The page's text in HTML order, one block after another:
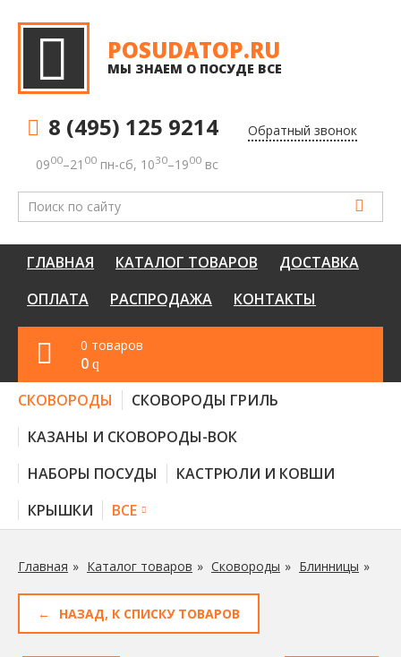
POSUDATOP.RU
МЫ ЗНАЕМ О ПОСУДЕ ВСЕ
8 (495) 125 9214
Обратный звонок
0900–21 00 пн-сб, 1030–1900 вс
ГЛАВНАЯ КАТАЛОГ ТОВАРОВ
ДОСТАВКА
ОПЛАТА
РАСПРОДАЖА КОНТАКТЫ
0 товаров
0 q
СКОВОРОДЫ
СКОВОРОДЫ ГРИЛЬ
КАЗАНЫ И СКОВОРОДЫ-ВОК
НАБОРЫ ПОСУДЫ
КАСТРЮЛИ И КОВШИ
КРЫШКИ
ВСЕ
Главная Каталог товаров Сковороды Блинницы
НАЗАД, К СПИСКУ ТОВАРОВ